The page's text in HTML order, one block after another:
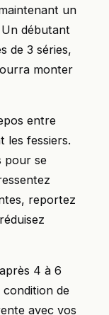
un
débutant
de 3 séries,
monter
entre
les fessiers.
pour se
reportez
4 à 6
condition de
avec vos